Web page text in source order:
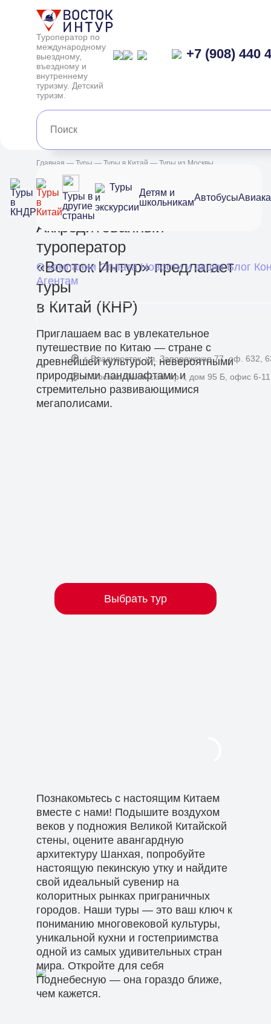
Туроператор по
международному
выездному,
въездному и
внутреннему
туризму. Детский
туризм.
+7 (908) 440
Туры
в
КНДР
Туры
в
Китай
Туры в
другие
страны
Туры
и
экскурсии
Детям и
школьникамАвтобусы
О компании Оплата Новости и акции Блог
Агентам
г. Владивосток, ул. Запорожская 77, оф. 632,
г. Москва, Ленинский пр-т, дом 95 Б, офис 6-11
Главная — Туры — Туры в Китай — Туры из Москвы
Китай
Аккредитованный
туроператор
«Восток Интур» предлагает
туры
в Китай (КНР)
Приглашаем вас в увлекательное
путешествие по Китаю — стране с
древнейшей культурой, невероятными
природными ландшафтами и
стремительно развивающимися
мегаполисами.
Выбрать тур
Познакомьтесь с настоящим Китаем
вместе с нами! Подышите воздухом
веков у подножия Великой Китайской
стены, оцените авангардную
архитектуру Шанхая, попробуйте
настоящую пекинскую утку и найдите
свой идеальный сувенир на
колоритных рынках приграничных
городов. Наши туры — это ваш ключ к
пониманию многовековой культуры,
уникальной кухни и гостеприимства
одной из самых удивительных стран
мира. Откройте для себя
Поднебесную — она гораздо ближе,
чем кажется.